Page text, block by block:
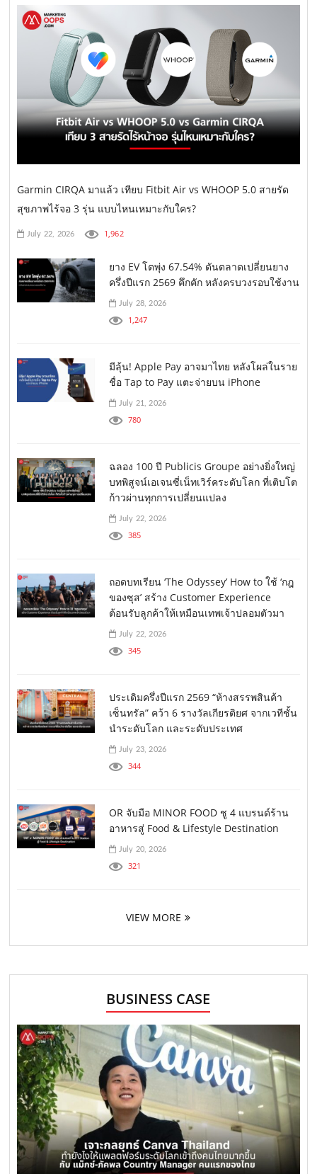
Garmin CIRQA มาแล้ว เทียบ Fitbit Air vs WHOOP 5.0 สายรัด
สุขภาพไร้จอ 3 รุ่น แบบไหนเหมาะกับใคร?
July 22, 2026 1,962
ยาง EV โตพุ่ง 67.54% ดันตลาดเปลี่ยนยาง
ครึ่งปีแรก 2569 คึกคัก หลังครบวงรอบใช้งาน
July 28, 2026
1,247
มีลุ้น! Apple Pay อาจมาไทย หลังโผล่ในราย
ชื่อ Tap to Pay แตะจ่ายบน iPhone
July 21, 2026
780
ฉลอง 100 ปี Publicis Groupe อย่างยิ่งใหญ่
บทพิสูจน์เอเจนซี่เน็ทเวิร์คระดับโลก ที่เติบโต
ก้าวผ่านทุกการเปลี่ยนแปลง
July 22, 2026
385
ถอดบทเรียน ‘The Odyssey’ How to ใช้ ‘กฎ
ของซุส’ สร้าง Customer Experience
ต้อนรับลูกค้าให้เหมือนเทพเจ้าปลอมตัวมา
July 22, 2026
345
ประเดิมครึ่งปีแรก 2569 “ห้างสรรพสินค้า
เซ็นทรัล” คว้า 6 รางวัลเกียรติยศ จากเวทีชั้น
นำระดับโลก และระดับประเทศ
July 23, 2026
344
OR จับมือ MINOR FOOD ชู 4 แบรนด์ร้าน
อาหารสู่ Food & Lifestyle Destination
July 20, 2026
321
VIEW MORE
BUSINESS CASE